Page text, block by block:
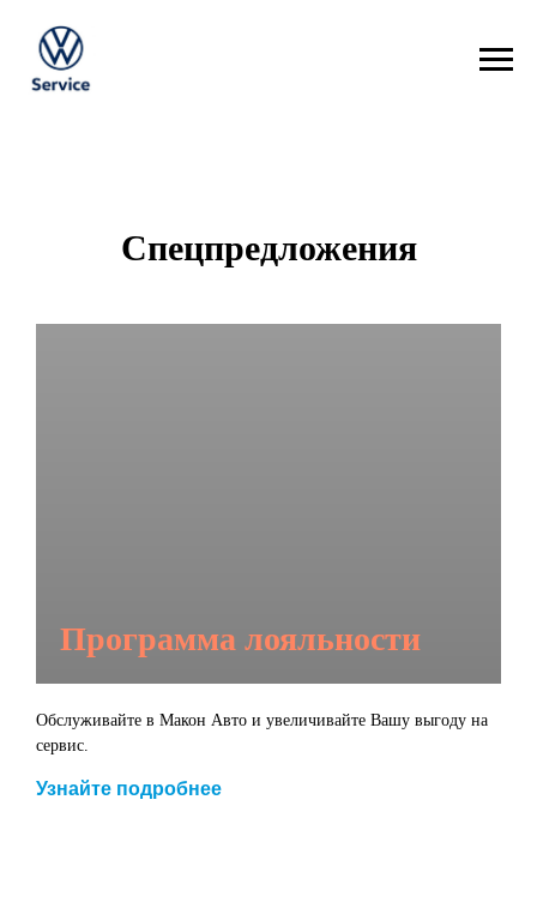
Спецпредложения
Программа лояльности
Обслуживайте в Макон Авто и увеличивайте Вашу выгоду на
сервис.
Узнайте подробнее